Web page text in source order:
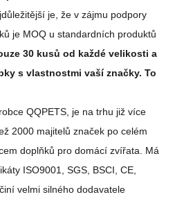
je, že v zájmu podpory
je MOQ u standardních produktů
30 kusů od každé velikosti a
s vlastnostmi vaší značky. To
QQPETS, je na trhu již více
2000 majitelů značek po celém
doplňků pro domácí zvířata. Má
ISO9001, SGS, BSCI, CE,
velmi silného dodavatele